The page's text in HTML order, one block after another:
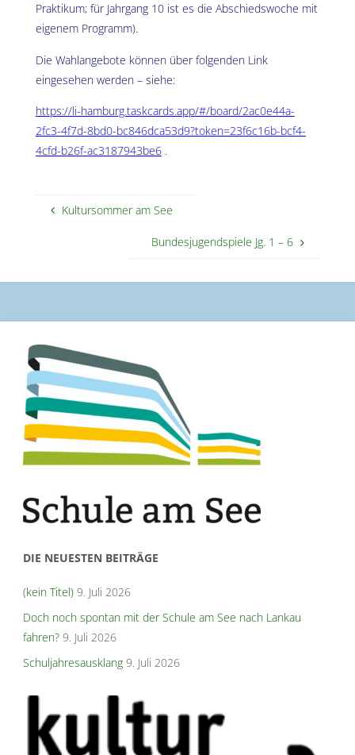
Praktikum; für Jahrgang 10 ist es die Abschiedswoche mit
eigenem Programm).
Die Wahlangebote können über folgenden Link
eingesehen werden – siehe:
https://li-hamburg.taskcards.app/#/board/2ac0e44a-
2fc3-4f7d-8bd0-bc846dca53d9?token=23f6c16b-bcf4-
4cfd-b26f-ac3187943be6.
Kultursommer am See
Bundesjugendspiele Jg. 1 – 6
DIE NEUESTEN BEITRÄGE
(kein Titel) 9. Juli 2026
Doch noch spontan mit der Schule am See nach Lankau
fahren? 9. Juli 2026
Schuljahresausklang 9. Juli 2026